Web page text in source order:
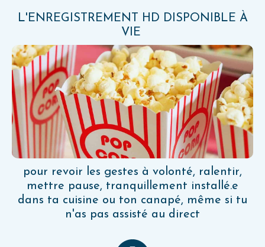
L'ENREGISTREMENT HD DISPONIBLE À
VIE
pour revoir les gestes à volonté, ralentir,
mettre pause, tranquillement installé.e
dans ta cuisine ou ton canapé, même si tu
n'as pas assisté au direct